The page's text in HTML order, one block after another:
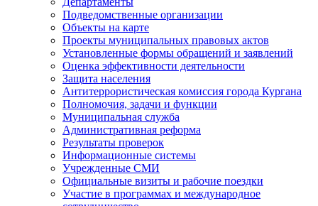
Подведомственные организации
Объекты на карте
Проекты муниципальных правовых актов
Установленные формы обращений и заявлений
Оценка эффективности деятельности
Защита населения
Антитеррористическая комиссия города Кургана
Полномочия, задачи и функции
Муниципальная служба
Административная реформа
Результаты проверок
Информационные системы
Учрежденные СМИ
Официальные визиты и рабочие поездки
Участие в программах и международное